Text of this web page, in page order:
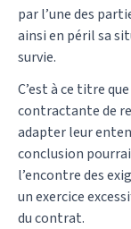
par l’une des
ainsi en péril sa
survie.
C’est à ce titre
contractante de
adapter leur
conclusion
l’encontre des
un exercice
du contrat.